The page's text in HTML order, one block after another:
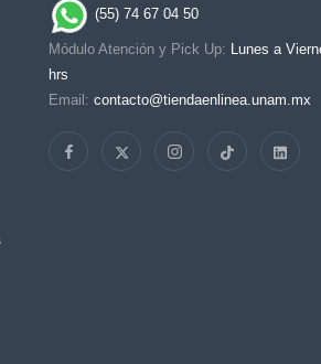
(55) 74 67 04 50
Módulo Atención y Pick Up: Lunes a
hrs
Email: contacto@tiendaenlinea.unam.mx